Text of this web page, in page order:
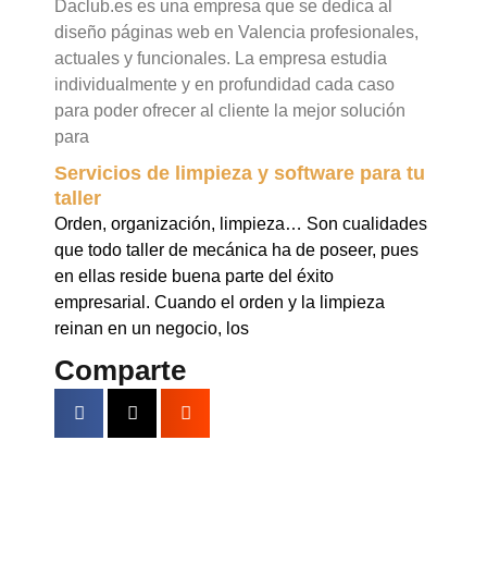
Daclub.es es una empresa que se dedica al
diseño páginas web en Valencia profesionales,
actuales y funcionales. La empresa estudia
individualmente y en profundidad cada caso
para poder ofrecer al cliente la mejor solución
para
Servicios de limpieza y software para tu
taller
Orden, organización, limpieza… Son cualidades
que todo taller de mecánica ha de poseer, pues
en ellas reside buena parte del éxito
empresarial. Cuando el orden y la limpieza
reinan en un negocio, los
Comparte